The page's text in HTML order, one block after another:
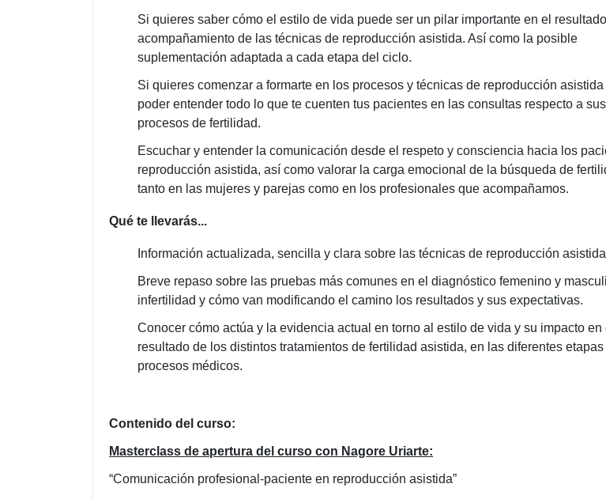
Si quieres saber cómo el estilo de vida puede ser un pilar importante en el
acompañamiento de las técnicas de reproducción asistida. Así como la posible
suplementación adaptada a cada etapa del ciclo.
Si quieres comenzar a formarte en los procesos y técnicas de reproducción asistida
poder entender todo lo que te cuenten tus pacientes en las consultas respecto a sus
procesos de fertilidad.
Escuchar y entender la comunicación desde el respeto y consciencia hacia los
reproducción asistida, así como valorar la carga emocional de la búsqueda de
tanto en las mujeres y parejas como en los profesionales que acompañamos.
Qué te llevarás...
Información actualizada, sencilla y clara sobre las técnicas de reproducción
Breve repaso sobre las pruebas más comunes en el diagnóstico femenino y
infertilidad y cómo van modificando el camino los resultados y sus expectativas.
Conocer cómo actúa y la evidencia actual en torno al estilo de vida y su impacto en
resultado de los distintos tratamientos de fertilidad asistida, en las diferentes
procesos médicos.
Contenido del curso:
Masterclass de apertura del curso con Nagore Uriarte:
“Comunicación profesional-paciente en reproducción asistida”